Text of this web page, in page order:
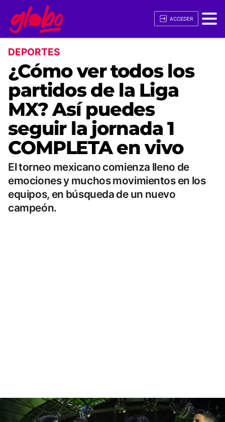
ACCEDER
DEPORTES
¿Cómo ver todos los
partidos de la Liga
MX? Así puedes
seguir la jornada 1
COMPLETA en vivo
El torneo mexicano comienza lleno de
emociones y muchos movimientos en los
equipos, en búsqueda de un nuevo
campeón.